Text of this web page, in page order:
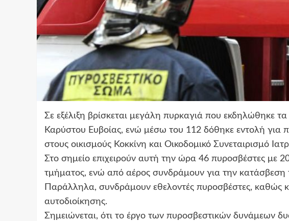
Σε εξέλιξη βρίσκεται μεγάλη πυρκαγιά που εκδηλώθηκε
Καρύστου Ευβοίας, ενώ μέσω του 112 δόθηκε εντολή για
στους οικισμούς Κοκκίνη και Οικοδομικό Συνεταιρισμό
Στο σημείο επιχειρούν αυτή την ώρα 46 πυροσβέστες με
τμήματος, ενώ από αέρος συνδράμουν για την κατάσβεση
Παράλληλα, συνδράμουν εθελοντές πυροσβέστες, καθώς
αυτοδιοίκησης.
Σημειώνεται, ότι το έργο των πυροσβεστικών δυνάμεων